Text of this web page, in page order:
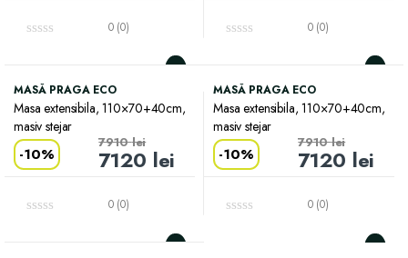
0 (0) 0 (0)
MASĂ PRAGA ECO
Masa extensibila, 110×70+40cm,
masiv stejar
-10% 7120 lei
7910lei
0 (0)
MASĂ PRAGA ECO
Masa extensibila, 110×70+40cm,
masiv stejar
-10% 7120 lei
7910lei
0 (0)